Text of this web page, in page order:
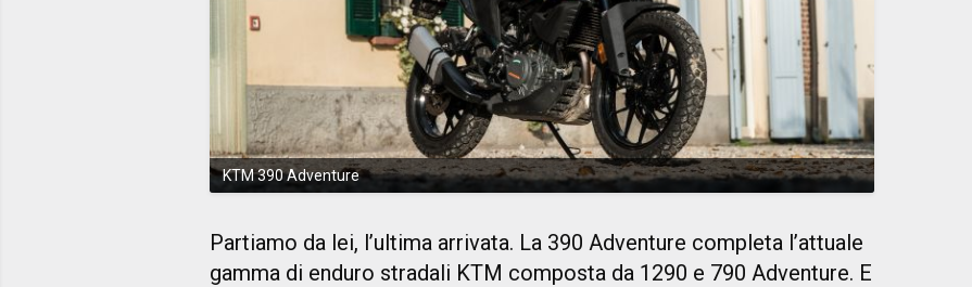
KTM 390 Adventure
Partiamo da lei, l’ultima arrivata. La 390 Adventure completa l’attuale
gamma di enduro stradali KTM composta da 1290 e 790 Adventure. E